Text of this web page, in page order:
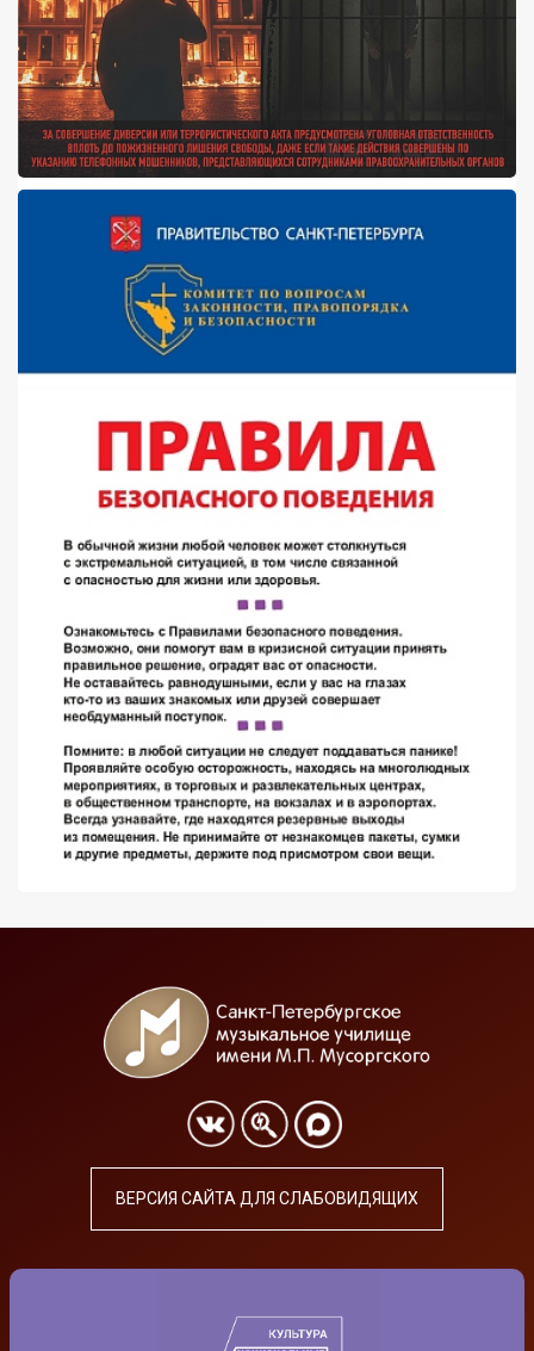
ВЕРСИЯ САЙТА ДЛЯ СЛАБОВИДЯЩИХ